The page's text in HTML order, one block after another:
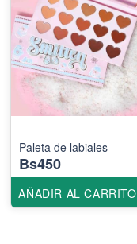
Paleta de labiales
Bs450
AÑADIR AL CARRITO